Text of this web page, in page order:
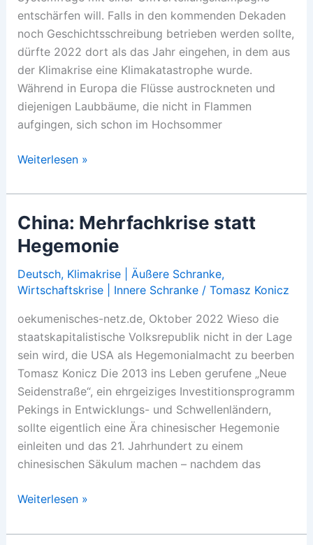
entschärfen will. Falls in den kommenden Dekaden
noch Geschichtsschreibung betrieben werden sollte,
dürfte 2022 dort als das Jahr eingehen, in dem aus
der Klimakrise eine Klimakatastrophe wurde.
Während in Europa die Flüsse austrockneten und
diejenigen Laubbäume, die nicht in Flammen
aufgingen, sich schon im Hochsommer
Rockin‘
it’s
1917
Weiterlesen »
China: Mehrfachkrise statt
Hegemonie
Deutsch, Klimakrise | Äußere Schranke,
Wirtschaftskrise | Innere Schranke/ Tomasz Konicz
oekumenisches-netz.de, Oktober 2022 Wieso die
staatskapitalistische Volksrepublik nicht in der Lage
sein wird, die USA als Hegemonialmacht zu beerben
Tomasz Konicz Die 2013 ins Leben gerufene „Neue
Seidenstraße“, ein ehrgeiziges Investitionsprogramm
Pekings in Entwicklungs- und Schwellenländern,
sollte eigentlich eine Ära chinesischer Hegemonie
einleiten und das 21. Jahrhundert zu einem
chinesischen Säkulum machen – nachdem das
China:
statt
Weiterlesen »